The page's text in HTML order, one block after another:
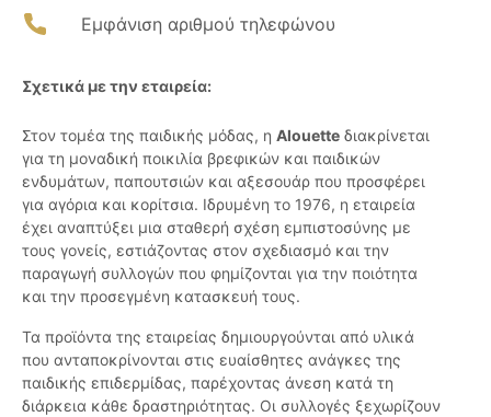
Εμφάνιση αριθμού τηλεφώνου
Σχετικά με την εταιρεία:
Στον τομέα της παιδικής μόδας, η Alouette διακρίνεται
για τη μοναδική ποικιλία βρεφικών και παιδικών
ενδυμάτων, παπουτσιών και αξεσουάρ που προσφέρει
για αγόρια και κορίτσια. Ιδρυμένη το 1976, η εταιρεία
έχει αναπτύξει μια σταθερή σχέση εμπιστοσύνης με
τους γονείς, εστιάζοντας στον σχεδιασμό και την
παραγωγή συλλογών που φημίζονται για την ποιότητα
και την προσεγμένη κατασκευή τους.
Τα προϊόντα της εταιρείας δημιουργούνται από υλικά
που ανταποκρίνονται στις ευαίσθητες ανάγκες της
παιδικής επιδερμίδας, παρέχοντας άνεση κατά τη
διάρκεια κάθε δραστηριότητας. Οι συλλογές ξεχωρίζουν